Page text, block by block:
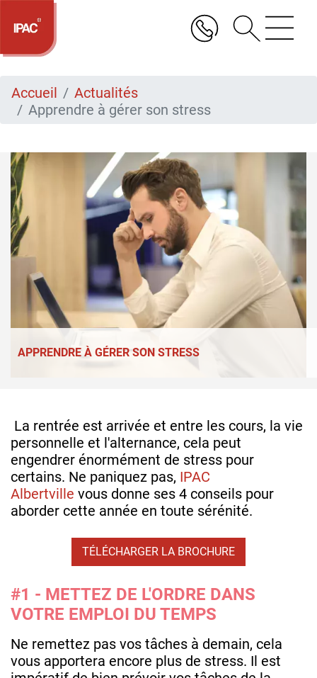
Aller
contenu
Accueil
Actualités
Apprendre à gérer son stress
APPRENDRE À GÉRER SON STRESS
La rentrée est arrivée et entre les cours, la vie
personnelle et l'alternance, cela peut
engendrer énormément de stress pour
certains. Ne paniquez pas, IPAC
Albertville vous donne ses 4 conseils pour
aborder cette année en toute sérénité.
TÉLÉCHARGER LA BROCHURE
#1 - METTEZ DE L'ORDRE DANS
VOTRE EMPLOI DU TEMPS
Ne remettez pas vos tâches à demain, cela
vous apportera encore plus de stress. Il est